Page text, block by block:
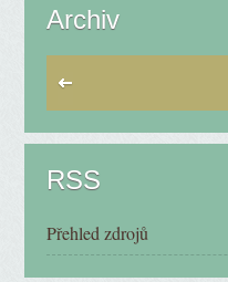
Archiv
RSS
Přehled zdrojů